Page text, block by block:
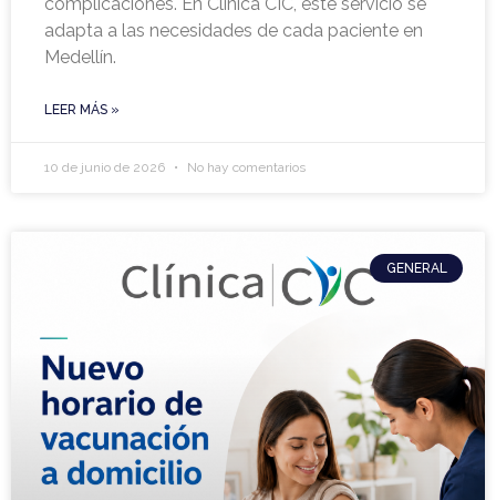
adapta a las necesidades de cada paciente en
Medellín.
LEER MÁS »
10 de junio de 2026 No hay comentarios
GENERAL